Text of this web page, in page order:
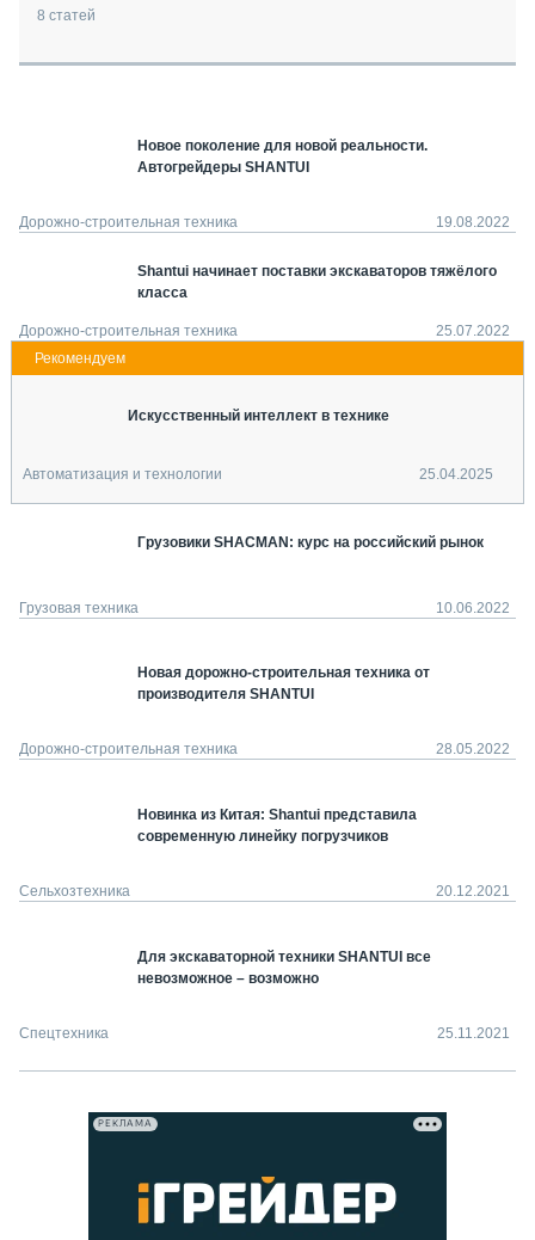
О ПРОЕКТЕ
8 статей
Новое поколение для новой реальности.
Автогрейдеры SHANTUI
Дорожно-строительная техника 19.08.2022
Shantui начинает поставки экскаваторов тяжёлого
класса
Дорожно-строительная техника 25.07.2022
Искусственный интеллект в технике
Автоматизация и технологии 25.04.2025
Грузовики SHACMAN: курс на российский рынок
Грузовая техника 10.06.2022
Новая дорожно-строительная техника от
производителя SHANTUI
Дорожно-строительная техника 28.05.2022
Новинка из Китая: Shantui представила
современную линейку погрузчиков
Сельхозтехника 20.12.2021
Для экскаваторной техники SHANTUI все
невозможное – возможно
Спецтехника 25.11.2021
РЕКЛАМА